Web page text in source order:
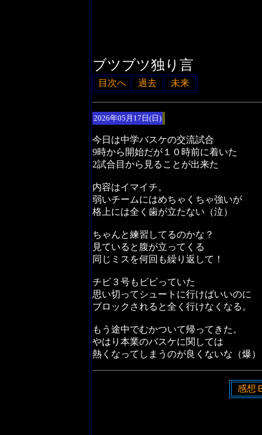
ブツブツ独り言
目次へ 過去 未来
2026年05月17日(日)
今日は中学バスケの交流試合
9時から開始だが１０時前に着いた
2試合目から見ることが出来た
内容はイマイチ。
弱いチームにはめちゃくちゃ強いが
格上には全く歯が立たない（泣）
ちゃんと練習してるのかな？
見ていると腹が立ってくる
同じミスを何回も繰り返して！
チビ３号もビビっていた
思い切ってシュートに行けばいいのに
ブロックされると全く行けなくなる。
もう途中でむかついて帰ってきた。
やはり本業のバスケに関しては
熱くなってしまうのが良くないな（爆）
感想